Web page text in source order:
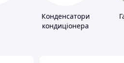
Конденсатори
кондиціонера